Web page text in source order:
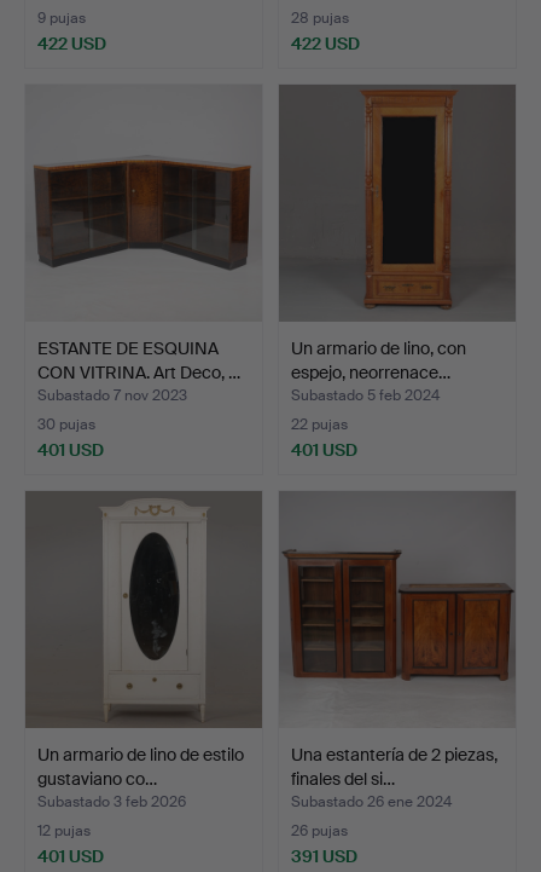
9 pujas
422 USD
28 pujas
422 USD
ESTANTE DE ESQUINA
CON VITRINA. Art Deco, …
Subastado 7 nov 2023
30 pujas
401 USD
Un armario de lino, con
espejo, neorrenace…
Subastado 5 feb 2024
22 pujas
401 USD
Un armario de lino de estilo
gustaviano co…
Subastado 3 feb 2026
12 pujas
401 USD
Una estantería de 2 piezas,
finales del si…
Subastado 26 ene 2024
26 pujas
391 USD